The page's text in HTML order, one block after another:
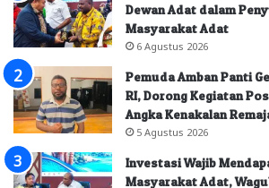
Dewan Adat dalam
Masyarakat Adat
6 Agustus 2026
Pemuda Amban Panti
RI, Dorong Kegiatan
Angka Kenakalan
5 Agustus 2026
Investasi Wajib
Masyarakat Adat,